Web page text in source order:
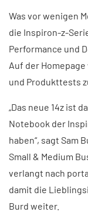
Was vor wenigen
die Inspiron-z-
Performance und
Auf der
und Produkttests
„Das neue 14z ist
Notebook der
haben“, sagt Sam
Small & Medium
verlangt nach
damit die
Burd weiter.